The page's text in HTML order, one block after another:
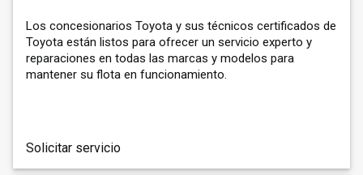
Los concesionarios Toyota y sus técnicos certificados de
Toyota están listos para ofrecer un servicio experto y
reparaciones en todas las marcas y modelos para
mantener su flota en funcionamiento.
Solicitar servicio